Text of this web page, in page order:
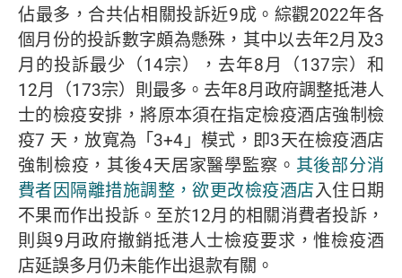
佔最多，合共佔相關投訴近9成。綜觀2022年各
個月份的投訴數字頗為懸殊，其中以去年2月及3
月的投訴最少（14宗），去年8月（137宗）和
12月（173宗）則最多。去年8月政府調整抵港人
士的檢疫安排，將原本須在指定檢疫酒店強制檢
疫7 天，放寬為「3+4」模式，即3天在檢疫酒店
強制檢疫，其後4天居家醫學監察。 其後部分消
費者因隔離措施調整，欲更改檢疫酒店入住日期
不果而作出投訴。至於12月的相關消費者投訴，
則與9月政府撤銷抵港人士檢疫要求，惟檢疫酒
店延誤多月仍未能作出退款有關。